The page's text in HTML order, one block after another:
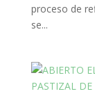
proceso de
se...